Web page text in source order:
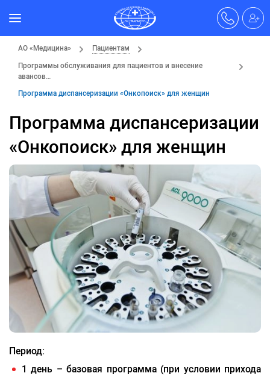
АО «Медицина»
Пациентам
Программы обслуживания для пациентов и внесение
авансов…
Программа диспансеризации «Онкопоиск» для женщин
Программа диспансеризации
«Онкопоиск» для женщин
Период:
1 день – базовая программа (при условии прихода